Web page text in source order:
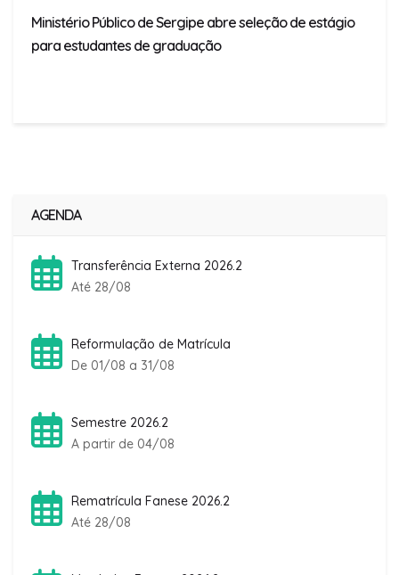
Ministério Público de Sergipe abre seleção de estágio
para estudantes de graduação
AGENDA
Transferência Externa 2026.2
Até 28/08
Reformulação de Matrícula
De 01/08 a 31/08
Semestre 2026.2
A partir de 04/08
Rematrícula Fanese 2026.2
Até 28/08